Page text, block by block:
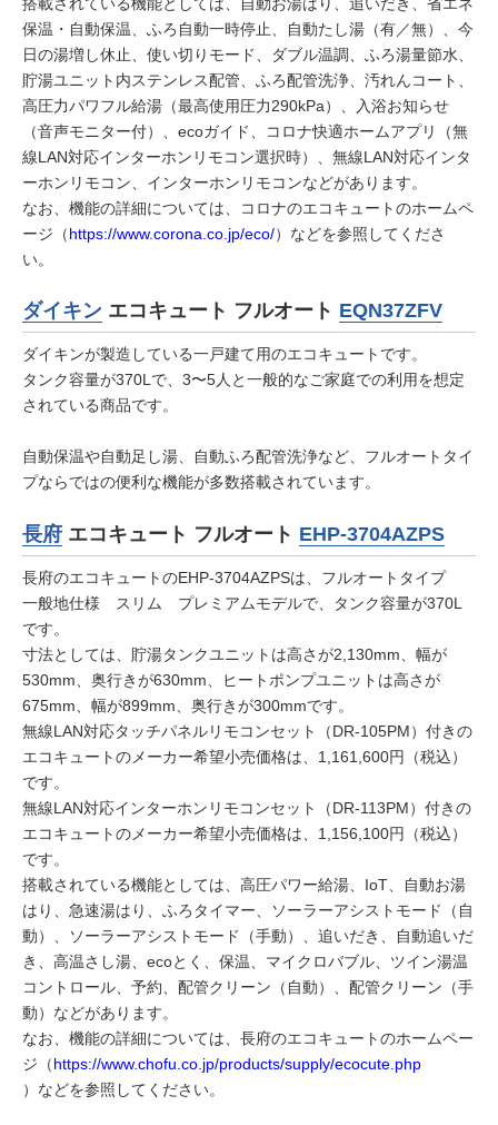
保温・自動保温、ふろ自動一時停止、自動たし湯（有／無）、今
日の湯増し休止、使い切りモード、ダブル温調、ふろ湯量節水、
貯湯ユニット内ステンレス配管、ふろ配管洗浄、汚れんコート、
高圧力パワフル給湯（最高使用圧力290kPa）、入浴お知らせ
（音声モニター付）、ecoガイド、コロナ快適ホームアプリ（無
線LAN対応インターホンリモコン選択時）、無線LAN対応インタ
ーホンリモコン、インターホンリモコンなどがあります。
なお、機能の詳細については、コロナのエコキュートのホームペ
ージ（https://www.corona.co.jp/eco/）などを参照してくださ
い。
ダイキン エコキュート フルオート EQN37ZFV
ダイキンが製造している一戸建て用のエコキュートです。
タンク容量が370Lで、3〜5人と一般的なご家庭での利用を想定
されている商品です。
自動保温や自動足し湯、自動ふろ配管洗浄など、フルオートタイ
プならではの便利な機能が多数搭載されています。
長府 エコキュート フルオート EHP-3704AZPS
長府のエコキュートのEHP-3704AZPSは、フルオートタイプ
一般地仕様 スリム プレミアムモデルで、タンク容量が370L
です。
寸法としては、貯湯タンクユニットは高さが2,130mm、幅が
530mm、奥行きが630mm、ヒートポンプユニットは高さが
675mm、幅が899mm、奥行きが300mmです。
無線LAN対応タッチパネルリモコンセット（DR-105PM）付きの
エコキュートのメーカー希望小売価格は、1,161,600円（税込）
です。
無線LAN対応インターホンリモコンセット（DR-113PM）付きの
エコキュートのメーカー希望小売価格は、1,156,100円（税込）
です。
搭載されている機能としては、高圧パワー給湯、IoT、自動お湯
はり、急速湯はり、ふろタイマー、ソーラーアシストモード（自
動）、ソーラーアシストモード（手動）、追いだき、自動追いだ
き、高温さし湯、ecoとく、保温、マイクロバブル、ツイン湯温
コントロール、予約、配管クリーン（自動）、配管クリーン（手
動）などがあります。
なお、機能の詳細については、長府のエコキュートのホームペー
ジ（https://www.chofu.co.jp/products/supply/ecocute.php
）などを参照してください。